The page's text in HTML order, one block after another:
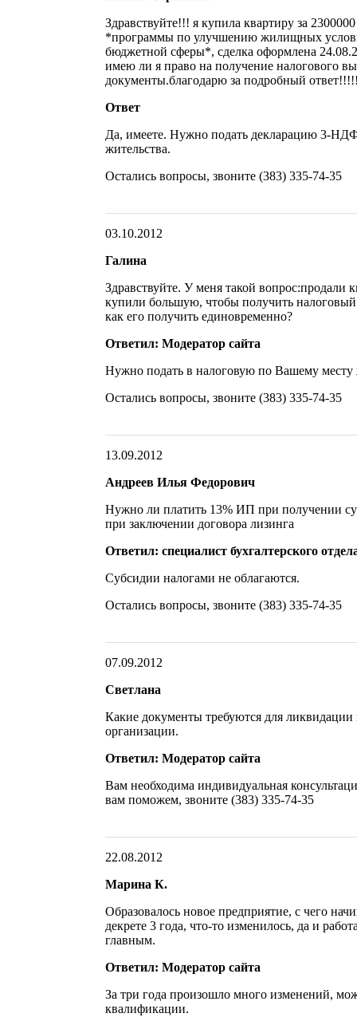
Здравствуйте!!! я купила квартиру за
*программы по улучшению жилищных
бюджетной сферы*, сделка оформлена
имею ли я право на получение налогового
документы.благодарю за подробный
Ответ
Да, имеете. Нужно подать декларацию 3-
жительства.
Остались вопросы, звоните (383) 335-74-35
03.10.2012
Галина
Здравствуйте. У меня такой вопрос:продали
купили большую, чтобы получить
как его получить единовременно?
Ответил: Модератор сайта
Нужно подать в налоговую по Вашему
Остались вопросы, звоните (383) 335-74-35
13.09.2012
Андреев Илья Федорович
Нужно ли платить 13% ИП при получении
при заключении договора лизинга
Ответил: специалист бухгалтерского
Субсидии налогами не облагаются.
Остались вопросы, звоните (383) 335-74-35
07.09.2012
Светлана
Какие документы требуются для
организации.
Ответил: Модератор сайта
Вам необходима индивидуальная
вам поможем, звоните (383) 335-74-35
22.08.2012
Марина К.
Образовалось новое предприятие, с чего
декрете 3 года, что-то изменилось, да и
главным.
Ответил: Модератор сайта
За три года произошло много изменений,
квалификации.